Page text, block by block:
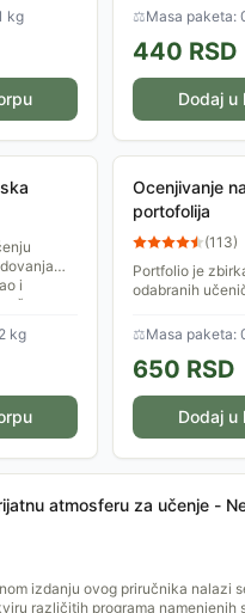
kg
trećem razredu
škole. Zbirka
kontrolnih...
⚖Masa paketa:
440 RSD
Dodaj u
i
se
kg
Ocenjivanje
portofolija
(113)
Portfolio je
odabranih
⚖Masa paketa:
650 RSD
Dodaj u
atmosferu za učenje -
izdanju ovog priručnika nalazi
različitih programa namenjenih